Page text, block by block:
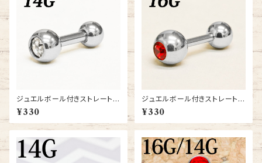
ジュエルボール付きストレートバ
ーベル 14G (BB-SJ-ORI-14G
-SS)
¥330
ジュエルボール付きストレートバ
ーベル 16G (BB-SJ-ORI-16G
-SS)
¥330